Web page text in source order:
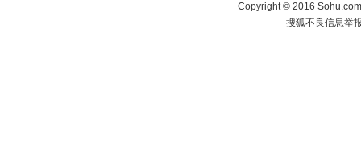
Copyright©2016
搜狐不良信息举